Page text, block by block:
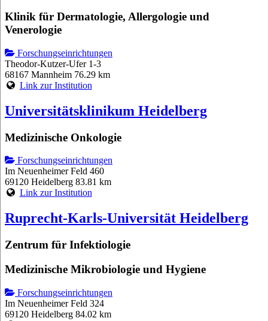
Klinik für Dermatologie, Allergologie und
Venerologie
Forschungseinrichtungen
Theodor-Kutzer-Ufer 1-3
68167 Mannheim 76.29 km
Link zur Institution
Universitätsklinikum Heidelberg
Medizinische Onkologie
Forschungseinrichtungen
Im Neuenheimer Feld 460
69120 Heidelberg 83.81 km
Link zur Institution
Ruprecht-Karls-Universität Heidelberg
Zentrum für Infektiologie
Medizinische Mikrobiologie und Hygiene
Forschungseinrichtungen
Im Neuenheimer Feld 324
69120 Heidelberg 84.02 km